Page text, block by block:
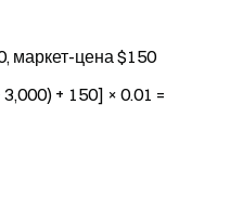
маркет-цена $150
+ 150] × 0.01 =